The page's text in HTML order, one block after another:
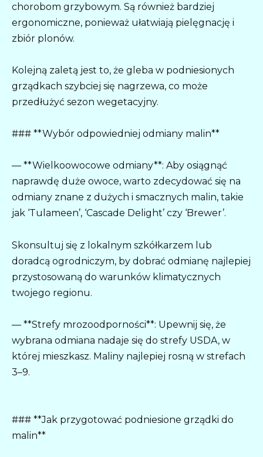
chorobom grzybowym. Są również bardziej
ergonomiczne, ponieważ ułatwiają pielęgnację i
zbiór plonów.
Kolejną zaletą jest to, że gleba w podniesionych
grządkach szybciej się nagrzewa, co może
przedłużyć sezon wegetacyjny.
### **Wybór odpowiedniej odmiany malin**
— **Wielkoowocowe odmiany**: Aby osiągnąć
naprawdę duże owoce, warto zdecydować się na
odmiany znane z dużych i smacznych malin, takie
jak ‘Tulameen’, ‘Cascade Delight’ czy ‘Brewer’.
Skonsultuj się z lokalnym szkółkarzem lub
doradcą ogrodniczym, by dobrać odmianę najlepiej
przystosowaną do warunków klimatycznych
twojego regionu.
— **Strefy mrozoodporności**: Upewnij się, że
wybrana odmiana nadaje się do strefy USDA, w
której mieszkasz. Maliny najlepiej rosną w strefach
3–9.
### **Jak przygotować podniesione grządki do
malin**